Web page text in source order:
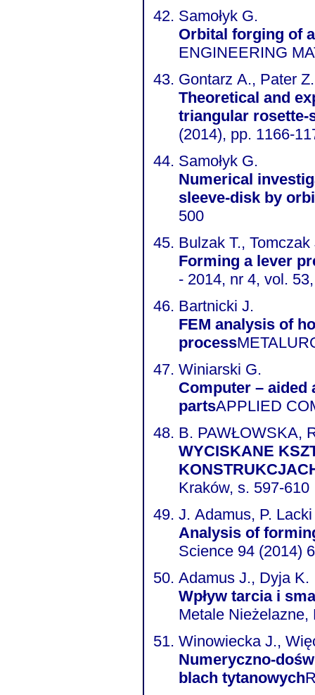
Samołyk G.
Orbital forging of
ENGINEERING
Gontarz A., Pater
Theoretical and
triangular rosette-
(2014), pp. 1166-
Samołyk G.
Numerical
sleeve-disk by
500
Bulzak T.,
Forming a lever
- 2014, nr 4, vol.
Bartnicki J.
FEM analysis of
process
Winiarski G.
Computer –
partsAPPLIED
B. PAWŁOWSKA,
WYCISKANE
Kraków, s. 597-610
J. Adamus, P. Lacki
Analysis of
Science 94 (2014)
Adamus J., Dyja K.
Wpływ tarcia i
Metale Nieżelazne,
Winowiecka J.,
Numeryczno-
blach tytanowych